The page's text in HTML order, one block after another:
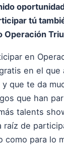
tú
Operación
en
en el que
que te da
que han
talents
raíz de
como para lo